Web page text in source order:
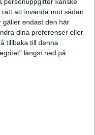
att invända mot sådan
gäller endast den här
dina preferenser eller
tillbaka till denna
längst ned på
uppgift” så att